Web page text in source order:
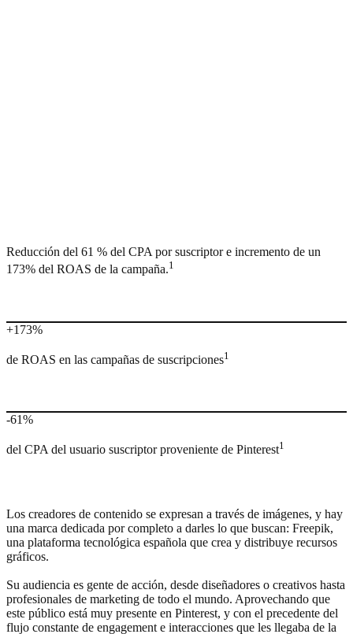
Reducción del 61 % del CPA por suscriptor e incremento de un
173% del ROAS de la campaña.1
+173%
de ROAS en las campañas de suscripciones1
-61%
del CPA del usuario suscriptor proveniente de Pinterest1
Los creadores de contenido se expresan a través de imágenes, y hay
una marca dedicada por completo a darles lo que buscan: Freepik,
una plataforma tecnológica española que crea y distribuye recursos
gráficos.
Su audiencia es gente de acción, desde diseñadores o creativos hasta
profesionales de marketing de todo el mundo. Aprovechando que
este público está muy presente en Pinterest, y con el precedente del
flujo constante de engagement e interacciones que les llegaba de la